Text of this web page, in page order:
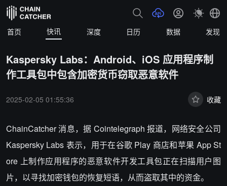
首页 快讯 深度 日历 数据 发现
Kaspersky Labs：Android、iOS 应用程序制
作工具包中包含加密货币窃取恶意软件
2025-02-05 01:55:36 收藏
ChainCatcher 消息，据 Cointelegraph 报道，网络安全公司
Kaspersky Labs 表示，用于在谷歌 Play 商店和苹果 App St
ore 上制作应用程序的恶意软件开发工具包正在扫描用户图
片，以寻找加密钱包的恢复短语，从而盗取其中的资金。